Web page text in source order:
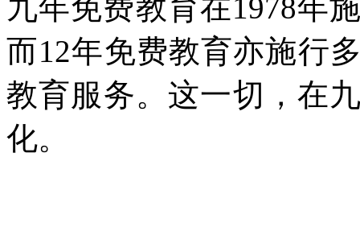
九年免费教育在1978年
而12年免费教育亦施行
教育服务。这一切，在
化。